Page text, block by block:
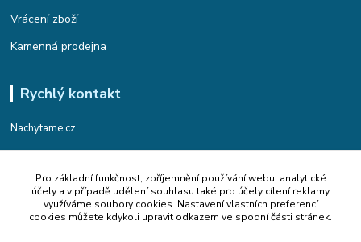
Vrácení zboží
Kamenná prodejna
Rychlý kontakt
Nachytame.cz
Telefon : +420 774 912 435
(Po-Pá, 9:00-17:00 hod.)
Email : info@nachytame.cz
Pro základní funkčnost, zpříjemnění používání webu, analytické
účely a v případě udělení souhlasu také pro účely cílení reklamy
využíváme soubory cookies. Nastavení vlastních preferencí
cookies můžete kdykoli upravit odkazem ve spodní části stránek.